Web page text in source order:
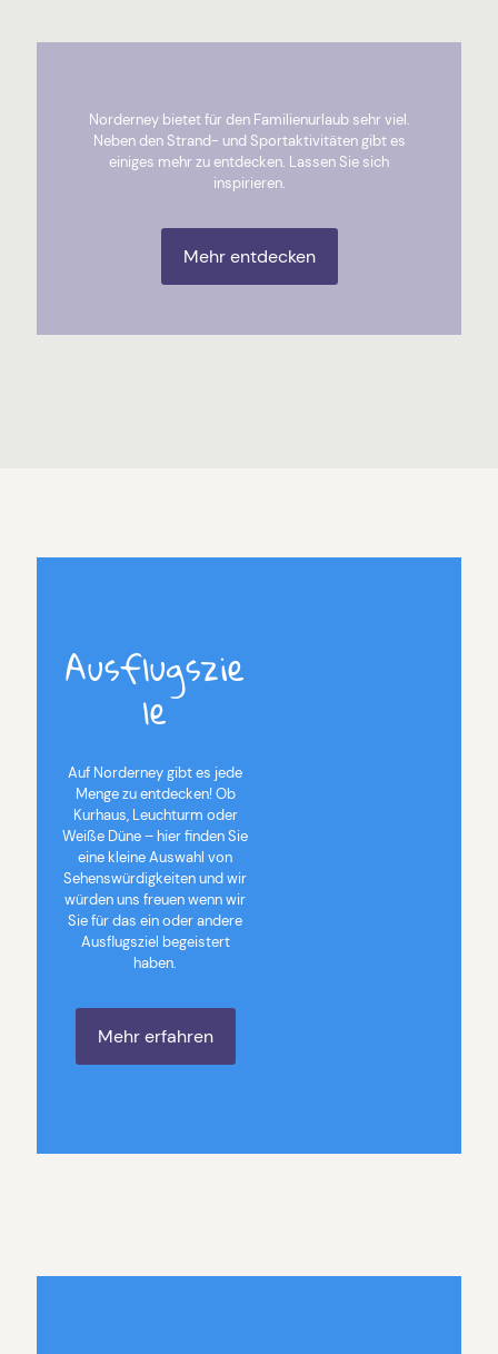
Norderney bietet für den Familienurlaub sehr viel.
Neben den Strand- und Sportaktivitäten gibt es
einiges mehr zu entdecken. Lassen Sie sich
inspirieren.
Mehr entdecken
Ausflugszie
le
Auf Norderney gibt es jede
Menge zu entdecken! Ob
Kurhaus, Leuchturm oder
Weiße Düne – hier finden Sie
eine kleine Auswahl von
Sehenswürdigkeiten und wir
würden uns freuen wenn wir
Sie für das ein oder andere
Ausflugsziel begeistert
haben.
Mehr erfahren